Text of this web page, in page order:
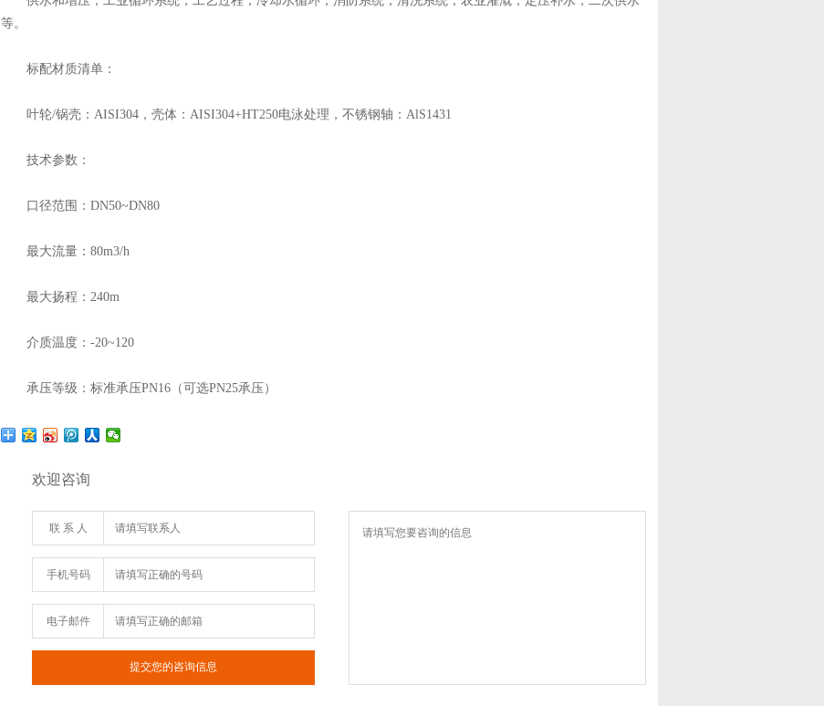
等。
标配材质清单：
叶轮/锅壳：AISI304，壳体：AISI304+HT250电泳处理，不锈钢轴：AlS1431
技术参数：
口径范围：DN50~DN80
最大流量：80m3/h
最大扬程：240m
介质温度：-20~120
承压等级：标准承压PN16（可选PN25承压）
欢迎咨询
联 系 人
手机号码
电子邮件